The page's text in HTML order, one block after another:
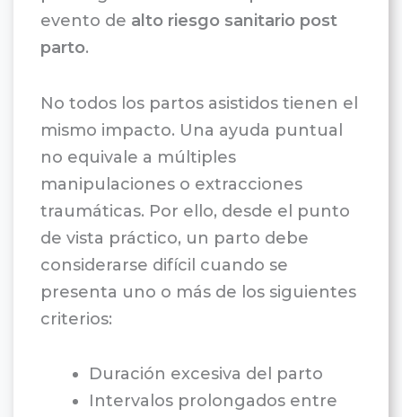
evento de alto riesgo sanitario post
parto.
No todos los partos asistidos tienen el
mismo impacto. Una ayuda puntual
no equivale a múltiples
manipulaciones o extracciones
traumáticas. Por ello, desde el punto
de vista práctico, un parto debe
considerarse difícil cuando se
presenta uno o más de los siguientes
criterios:
Duración excesiva del parto
Intervalos prolongados entre